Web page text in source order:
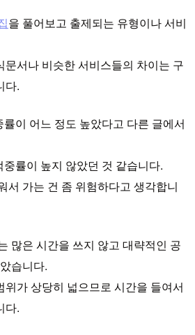
을 풀어보고 출제되는 유형이나 서비
문서나 비슷한 서비스들의 차이는 구
다.
이 어느 정도 높았다고 다른 글에서
률이 높지 않았던 것 같습니다.
서 가는 건 좀 위험하다고 생각합니
많은 시간을 쓰지 않고 대략적인 공
습니다.
가 상당히 넓으므로 시간을 들여서
다.